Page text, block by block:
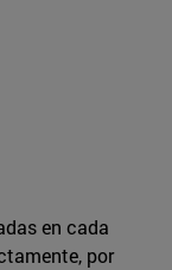
en cada
por